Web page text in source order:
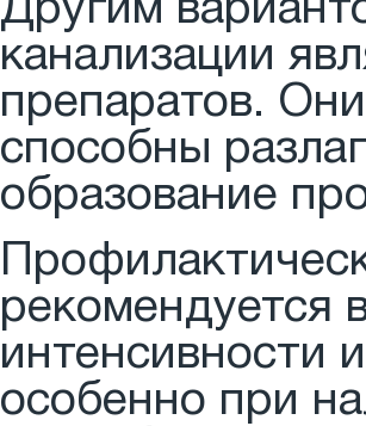
Другим
канализации
препаратов.
способны
образование
рекомендуется
интенсивности
особенно при